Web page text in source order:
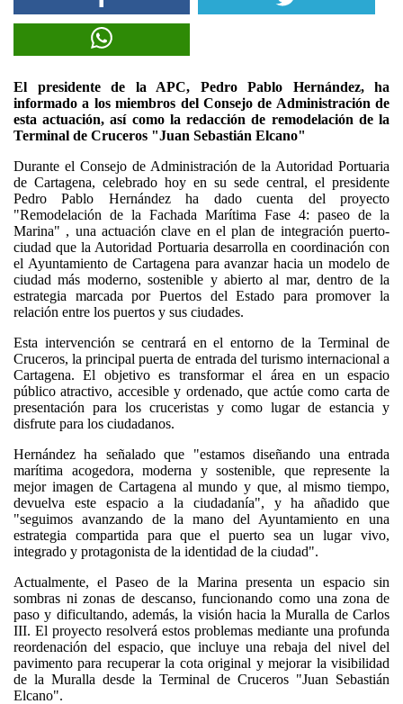
El presidente de la APC, Pedro Pablo Hernández, ha
informado a los miembros del Consejo de Administración de
esta actuación, así como la redacción de remodelación de la
Terminal de Cruceros "Juan Sebastián Elcano"
Durante el Consejo de Administración de la Autoridad Portuaria
de Cartagena, celebrado hoy en su sede central, el presidente
Pedro Pablo Hernández ha dado cuenta del proyecto
"Remodelación de la Fachada Marítima Fase 4: paseo de la
Marina" , una actuación clave en el plan de integración puerto-
ciudad que la Autoridad Portuaria desarrolla en coordinación con
el Ayuntamiento de Cartagena para avanzar hacia un modelo de
ciudad más moderno, sostenible y abierto al mar, dentro de la
estrategia marcada por Puertos del Estado para promover la
relación entre los puertos y sus ciudades.
Esta intervención se centrará en el entorno de la Terminal de
Cruceros, la principal puerta de entrada del turismo internacional a
Cartagena. El objetivo es transformar el área en un espacio
público atractivo, accesible y ordenado, que actúe como carta de
presentación para los cruceristas y como lugar de estancia y
disfrute para los ciudadanos.
Hernández ha señalado que "estamos diseñando una entrada
marítima acogedora, moderna y sostenible, que represente la
mejor imagen de Cartagena al mundo y que, al mismo tiempo,
devuelva este espacio a la ciudadanía", y ha añadido que
"seguimos avanzando de la mano del Ayuntamiento en una
estrategia compartida para que el puerto sea un lugar vivo,
integrado y protagonista de la identidad de la ciudad".
Actualmente, el Paseo de la Marina presenta un espacio sin
sombras ni zonas de descanso, funcionando como una zona de
paso y dificultando, además, la visión hacia la Muralla de Carlos
III. El proyecto resolverá estos problemas mediante una profunda
reordenación del espacio, que incluye una rebaja del nivel del
pavimento para recuperar la cota original y mejorar la visibilidad
de la Muralla desde la Terminal de Cruceros "Juan Sebastián
Elcano".